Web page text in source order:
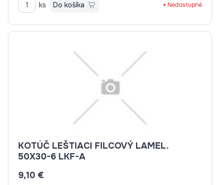
ks Do košíka Nedostupné
KOTÚČ LEŠTIACI FILCOVÝ LAMEL.
50X30-6 LKF-A
9,10 €